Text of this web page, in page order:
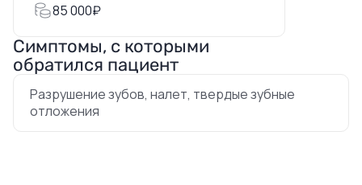
85 000₽
Симптомы, с которыми
обратился пациент
Разрушение зубов, налет, твердые зубные
отложения